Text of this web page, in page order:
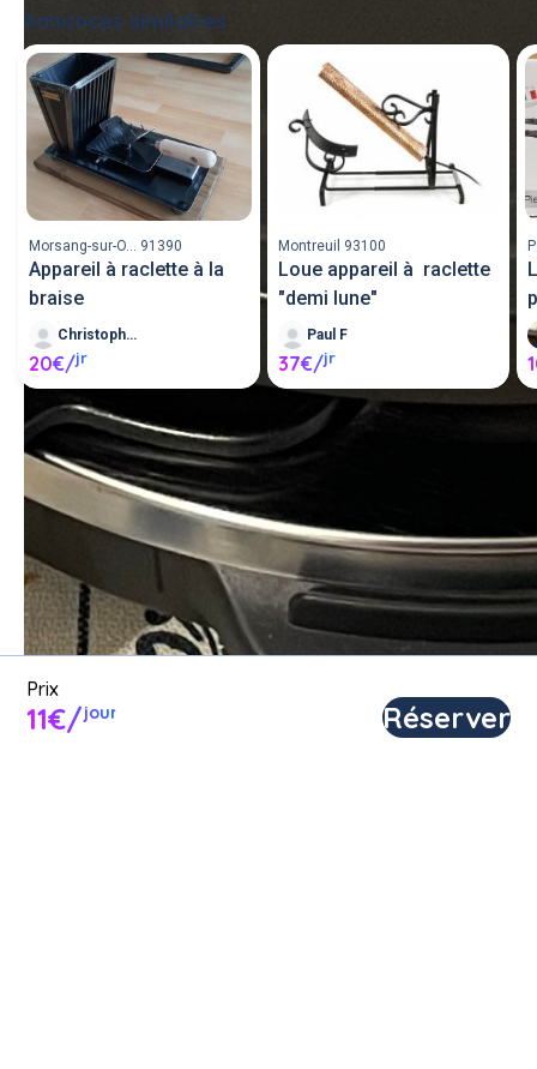
Réserver
Prix
11€/jour
Annonces similaires
Morsang-sur-O... 91390
Appareil à raclette à la
braise
Christophe A
20€/jr
Montreuil 93100
Loue appareil à raclette
"demi lune"
Paul F
37€/jr
Louer un appareil (raclette)
entre particuliers ou proposer
un appareil (raclette) en
location.
Poster une annonce